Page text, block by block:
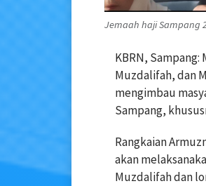
Jemaah haji Sampang
KBRN,
Muzdalifah, dan
mengimbau
Sampang,
Rangkaian
akan
Muzdalifah dan